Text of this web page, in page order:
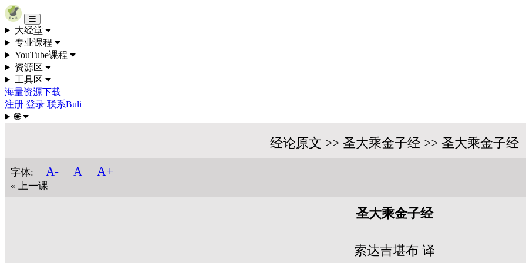
Skip to content
大经堂
专业课程
YouTube课程
资源区
工具区
海量资源下载
注册 登录 联系Buli
🌐
经论原文 >> 圣大乘金子经 >> 圣大乘金子经
字体: A- A A+
« 上一课
圣大乘金子经
索达吉堪布 译